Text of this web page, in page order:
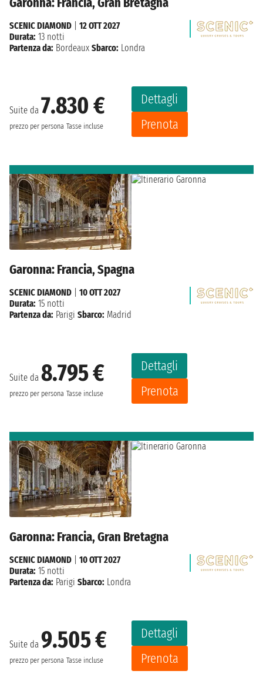
Suite da 7.830 €
prezzo per persona Tasse incluse
Dettagli
Prenota
SCENIC DIAMOND
12 OTT 2027
Durata: 13 notti
Partenza da: Bordeaux Sbarco: Londra
Garonna: Francia, Spagna
Suite da 8.795 €
prezzo per persona Tasse incluse
Dettagli
Prenota
SCENIC DIAMOND
10 OTT 2027
Durata: 15 notti
Partenza da: Parigi Sbarco: Madrid
Garonna: Francia, Gran Bretagna
Suite da 9.505 €
prezzo per persona Tasse incluse
Dettagli
Prenota
SCENIC DIAMOND
10 OTT 2027
Durata: 15 notti
Partenza da: Parigi Sbarco: Londra